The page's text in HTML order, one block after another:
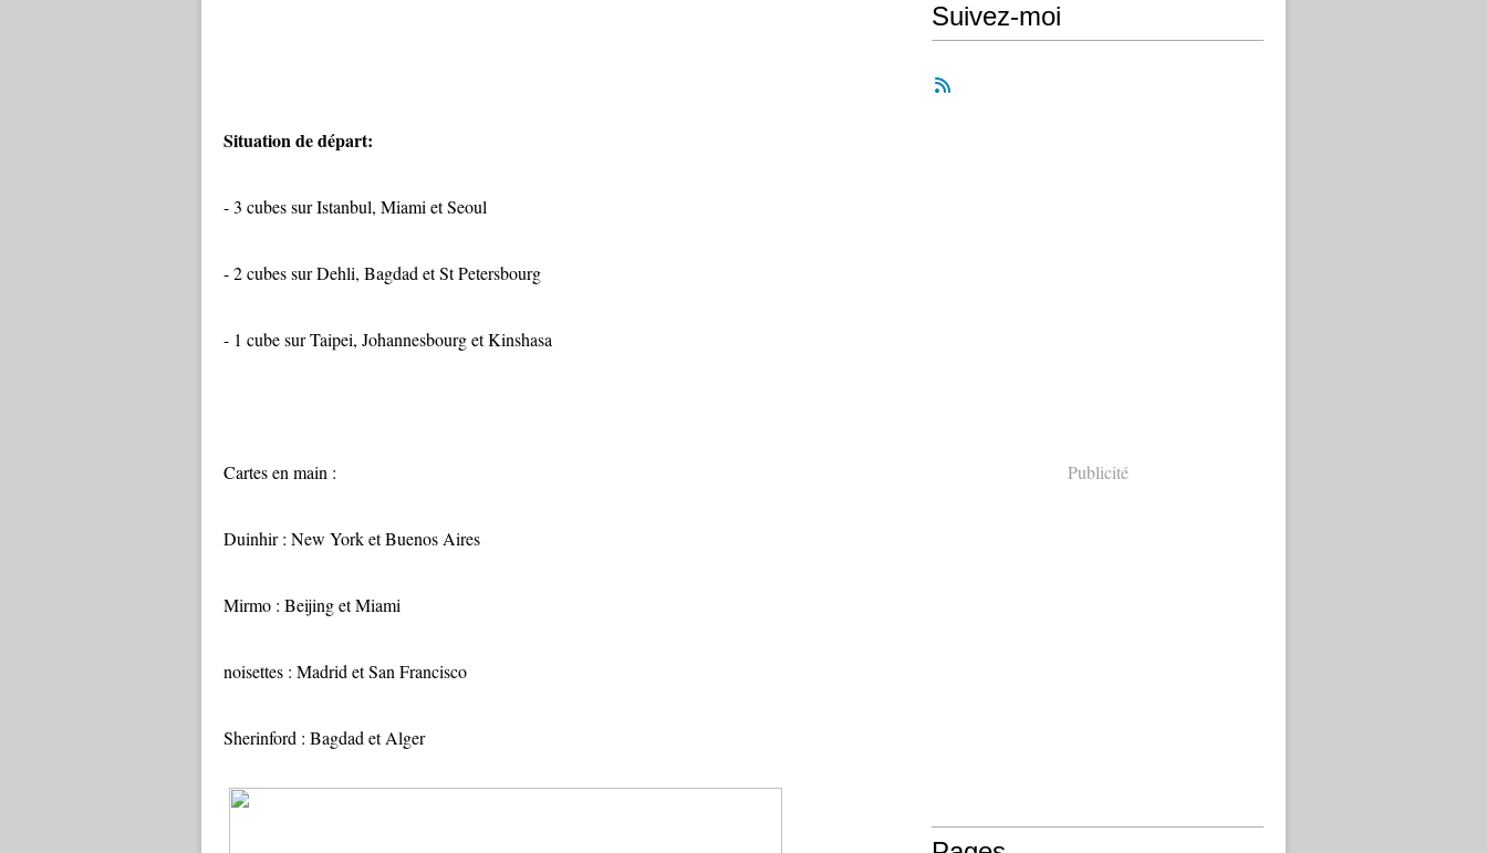
Situation de départ:
- 3 cubes sur Istanbul, Miami et Seoul
- 2 cubes sur Dehli, Bagdad et St Petersbourg
- 1 cube sur Taipei, Johannesbourg et Kinshasa
Cartes en main :
Duinhir : New York et Buenos Aires
Mirmo : Beijing et Miami
noisettes : Madrid et San Francisco
Sherinford : Bagdad et Alger
Suivez-moi
Publicité